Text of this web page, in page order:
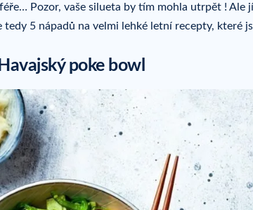
Pozor, vaše silueta by tím mohla utrpět ! Ale
tedy 5 nápadů na velmi lehké letní recepty, které
poke bowl